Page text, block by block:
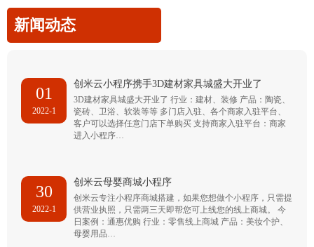
新闻动态
01
2022-1
创米云小程序携手3D建材家具城盛大开业了
3D建材家具城盛大开业了 行业：建材、装修 产品：陶瓷、
瓷砖、卫浴、软装等等 多门店入驻、各个商家入驻平台、
客户可以选择任意门店下单购买 支持商家入驻平台：商家
进入小程序…
30
2022-1
创米云母婴商城小程序
创米云专注小程序商城搭建，如果您想做个小程序，只需提
供营业执照，只需两三天即帮您可上线您的线上商城。 今
日案例：通惠优购 行业：零售线上商城 产品：美妆个护、
母婴用品…